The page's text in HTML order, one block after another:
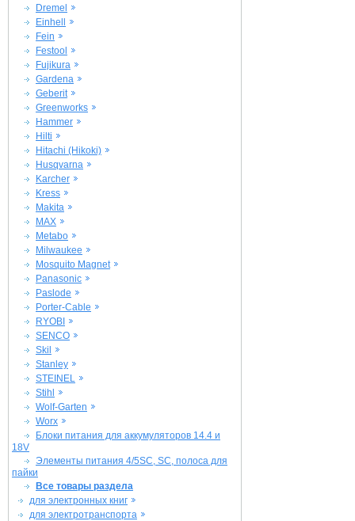
Dremel
Einhell
Fein
Festool
Fujikura
Gardena
Geberit
Greenworks
Hammer
Hilti
Hitachi (Hikoki)
Husqvarna
Karcher
Kress
Makita
MAX
Metabo
Milwaukee
Mosquito Magnet
Panasonic
Paslode
Porter-Cable
RYOBI
SENCO
Skil
Stanley
STEINEL
Stihl
Wolf-Garten
Worx
Блоки питания для аккумуляторов 14.4 и
18V
Элементы питания 4/5SC, SC, полоса для
пайки
Все товары раздела
для электронных книг
для электротранспорта